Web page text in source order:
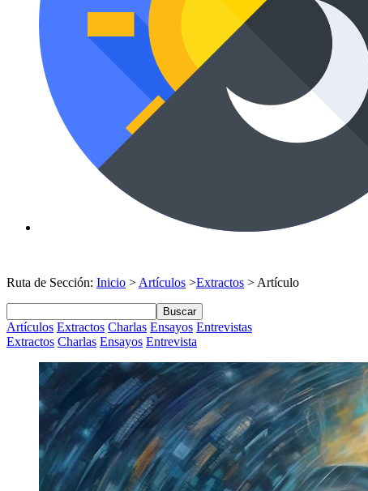
Ruta de Sección: Inicio > Artículos >Extractos > Artículo
Buscar
Artículos Extractos Charlas Ensayos Entrevistas
Extractos Charlas Ensayos Entrevista